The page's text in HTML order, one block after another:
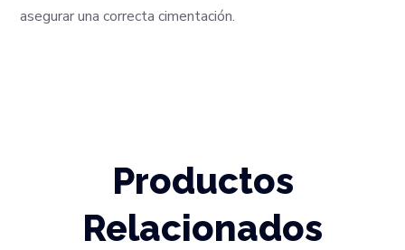
asegurar una correcta cimentación.
Productos
Relacionados